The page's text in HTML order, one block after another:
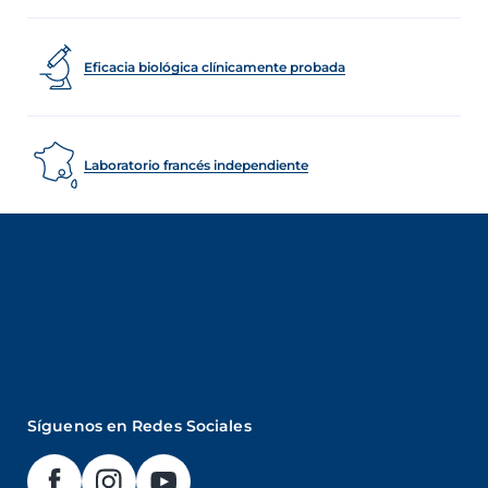
Eficacia biológica clínicamente probada
Laboratorio francés independiente
Síguenos en Redes Sociales